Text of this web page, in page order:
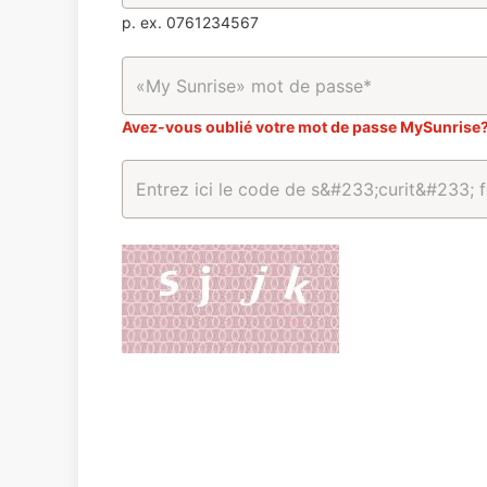
p. ex. 0761234567
Avez-vous oublié votre mot de passe